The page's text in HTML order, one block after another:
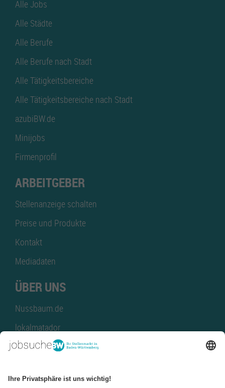
Alle Jobs
Alle Städte
Alle Berufe
Alle Berufe nach Stadt
Alle Tätigkeitsbereiche
Alle Tätigkeitsbereiche nach Stadt
azubiBW.de
Minijobs
Firmenprofil
ARBEITGEBER
Stellenanzeige schalten
Preise und Produkte
Kontakt
Mediadaten
ÜBER UNS
Nussbaum.de
lokalmatador
kaufinBW
NussbaumID